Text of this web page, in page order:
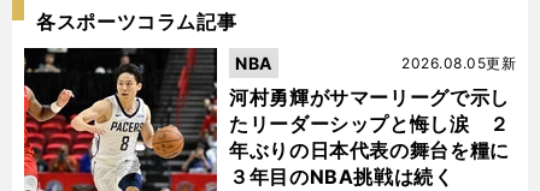
各スポーツコラム記事
河村勇輝がサマーリーグで示し
たリーダーシップと悔し涙 ２
年ぶりの日本代表の舞台を糧に
３年目のNBA挑戦は続く
2026.08.05更新
NBA